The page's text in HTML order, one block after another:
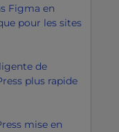
Figma en
pour les sites
de
plus rapide
mise en